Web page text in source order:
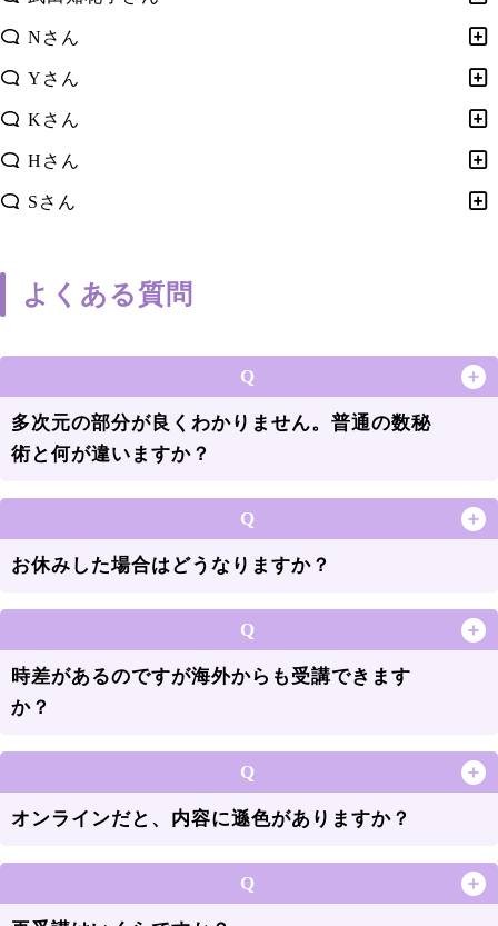
Nさん
Yさん
Kさん
Hさん
Sさん
よくある質問
Q
多次元の部分が良くわかりません。普通の数秘
術と何が違いますか？
Q
お休みした場合はどうなりますか？
Q
時差があるのですが海外からも受講できます
か？
Q
オンラインだと、内容に遜色がありますか？
Q